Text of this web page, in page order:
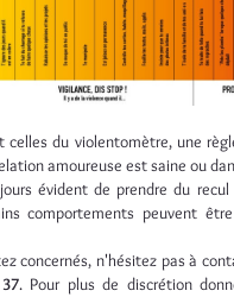
celles du violentomètre, une
amoureuse est saine ou
évident de prendre du
comportements peuvent
concernés, n'hésitez pas à
. Pour plus de discrétion